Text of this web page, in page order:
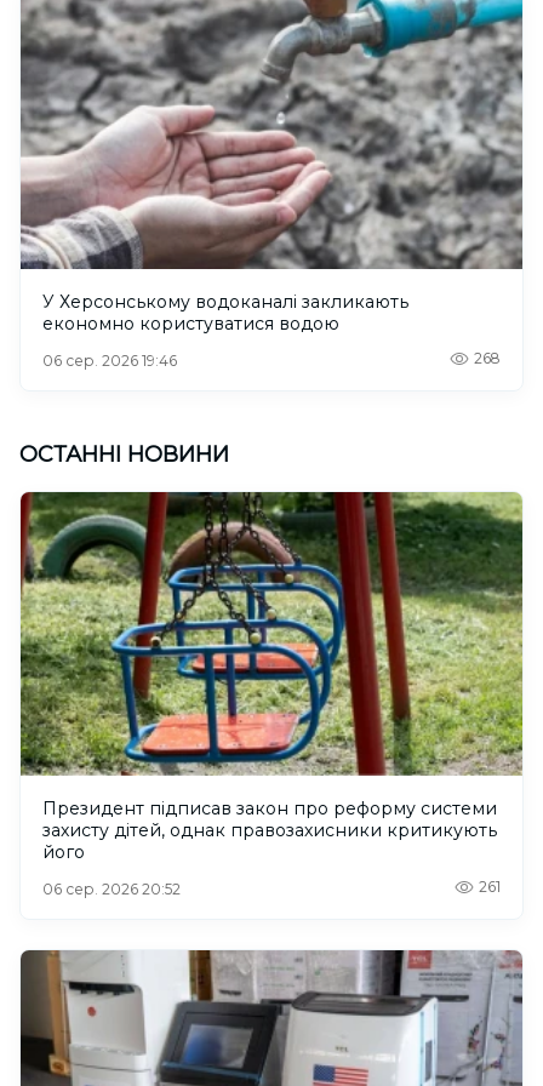
У Херсонському водоканалі закликають
економно користуватися водою
06 сер. 2026 19:46 268
ОСТАННІ НОВИНИ
Президент підписав закон про реформу системи
захисту дітей, однак правозахисники критикують
його
06 сер. 2026 20:52 261